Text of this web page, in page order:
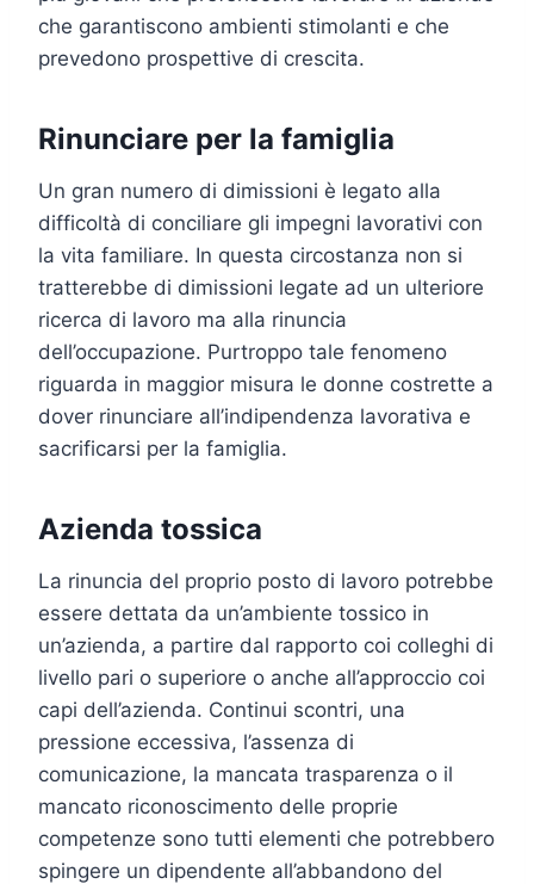
che garantiscono ambienti stimolanti e che
prevedono prospettive di crescita.
Rinunciare per la famiglia
Un gran numero di dimissioni è legato alla
difficoltà di conciliare gli impegni lavorativi con
la vita familiare. In questa circostanza non si
tratterebbe di dimissioni legate ad un ulteriore
ricerca di lavoro ma alla rinuncia
dell’occupazione. Purtroppo tale fenomeno
riguarda in maggior misura le donne costrette a
dover rinunciare all’indipendenza lavorativa e
sacrificarsi per la famiglia.
Azienda tossica
La rinuncia del proprio posto di lavoro potrebbe
essere dettata da un’ambiente tossico in
un’azienda, a partire dal rapporto coi colleghi di
livello pari o superiore o anche all’approccio coi
capi dell’azienda. Continui scontri, una
pressione eccessiva, l’assenza di
comunicazione, la mancata trasparenza o il
mancato riconoscimento delle proprie
competenze sono tutti elementi che potrebbero
spingere un dipendente all’abbandono del